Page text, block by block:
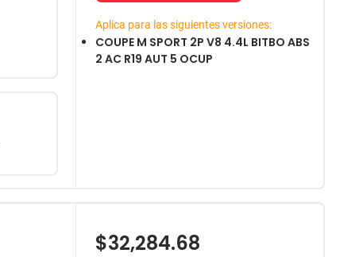
Aplica para las siguientes versiones:
COUPE M SPORT 2P V8 4.4L BITBO ABS
2 AC R19 AUT 5 OCUP
$32,284.68